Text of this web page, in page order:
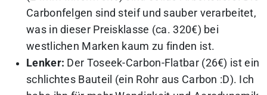
Carbonfelgen sind steif und sauber verarbeitet,
was in dieser Preisklasse (ca. 320€) bei
westlichen Marken kaum zu finden ist.
Lenker: Der Toseek-Carbon-Flatbar (26€) ist ein
schlichtes Bauteil (ein Rohr aus Carbon :D). Ich